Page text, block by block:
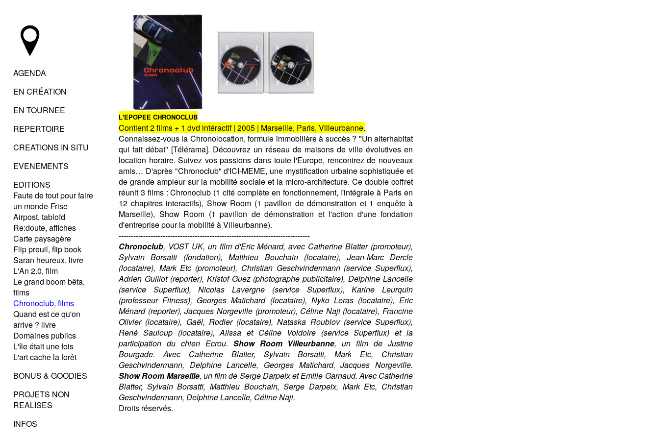
AGENDA
EN CRÉATION
EN TOURNEE
REPERTOIRE
CREATIONS IN SITU
EVENEMENTS
EDITIONS
Faute de tout pour faire
un monde-Frise
Airpost, tabloïd
Re:doute, affiches
Carte paysagère
Flip preuil, flip book
Saran heureux, livre
L'An 2.0, film
Le grand boom bêta,
films
Chronoclub, films
Quand est ce qu'on
arrive ? livre
Domaines publics
L'île était une fois
L'art cache la forêt
BONUS & GOODIES
PROJETS NON
REALISES
INFOS
L'EPOPEE CHRONOCLUB
Contient 2 films + 1 dvd intéractif | 2005 | Marseille, Paris, Villeurbanne.
Connaissez-vous la Chronolocation, formule immobilière à succès ? "Un alterhabitat
qui fait débat" [Télérama]. Découvrez un réseau de maisons de ville évolutives en
location horaire. Suivez vos passions dans toute l'Europe, rencontrez de nouveaux
amis… D'après "Chronoclub" d'ICI-MEME, une mystification urbaine sophistiquée et
de grande ampleur sur la mobilité sociale et la micro-architecture. Ce double coffret
réunit 3 films : Chronoclub (1 cité complète en fonctionnement, l'intégrale à Paris en
12 chapitres interactifs), Show Room (1 pavillon de démonstration et 1 enquête à
Marseille), Show Room (1 pavillon de démonstration et l'action d'une fondation
d'entreprise pour la mobilité à Villeurbanne).
------------------------------------------------------------------------------
Chronoclub, VOST UK, un film d'Eric Ménard, avec Catherine Blatter (promoteur),
Sylvain Borsatti (fondation), Matthieu Bouchain (locataire), Jean-Marc Dercle
(locataire), Mark Etc (promoteur), Christian Geschvindermann (service Superflux),
Adrien Guillot (reporter), Kristof Guez (photographe publicitaire), Delphine Lancelle
(service Superflux), Nicolas Lavergne (service Superflux), Karine Leurquin
(professeur Fitness), Georges Matichard (locataire), Nyko Leras (locataire), Eric
Ménard (reporter), Jacques Norgeville (promoteur), Céline Naji (locataire), Francine
Olivier (locataire), Gaël, Rodier (locataire), Nataska Roublov (service Superflux),
René Sauloup (locataire), Alissa et Céline Voldoire (service Superflux) et la
participation du chien Ecrou. Show Room Villeurbanne, un film de Justine
Bourgade. Avec Catherine Blatter, Sylvain Borsatti, Mark Etc, Christian
Geschvindermann, Delphine Lancelle, Georges Matichard, Jacques Norgeville.
Show Room Marseille, un film de Serge Darpeix et Emilie Garnaud. Avec Catherine
Blatter, Sylvain Borsatti, Matthieu Bouchain, Serge Darpeix, Mark Etc, Christian
Geschvindermann, Delphine Lancelle, Céline Naji.
Droits réservés.